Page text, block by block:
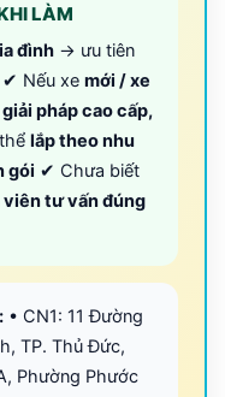
LÀM
đình → ưu tiên
✔ Nếu xe mới / xe
giải pháp cao cấp,
lắp theo nhu
gói ✔ Chưa biết
viên tư vấn đúng
• CN1: 11 Đường
TP. Thủ Đức,
Phường Phước